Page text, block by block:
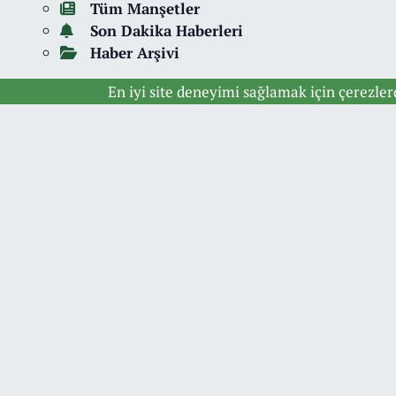
Tüm Manşetler
Son Dakika Haberleri
Haber Arşivi
En iyi site deneyimi sağlamak için